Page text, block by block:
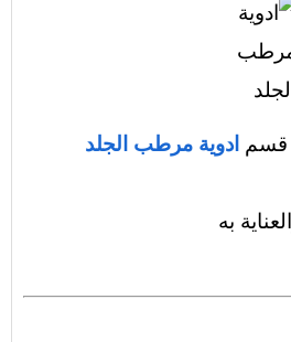
قسم ادوية مرطب الجلد
به